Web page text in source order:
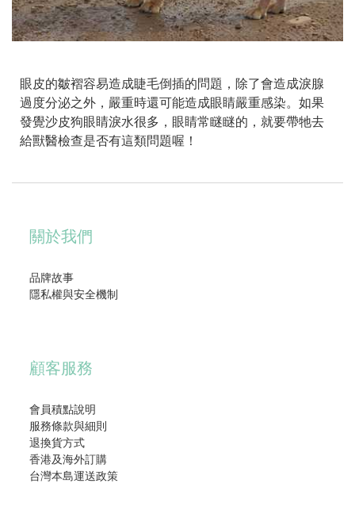
眼皮的皺褶容易造成睫毛倒插的問題，除了會造成淚腺
過度分泌之外，嚴重時還可能造成眼睛嚴重感染。如果
發覺沙皮狗眼睛淚水很多，眼睛常瞇瞇的，就要帶牠去
給獸醫檢查是否有這類問題喔！
關於我們
品牌故事
隱私權與安全機制
顧客服務
會員積點說明
服務條款與細則
退換貨方式
香港及海外訂購
台灣本島運送政策